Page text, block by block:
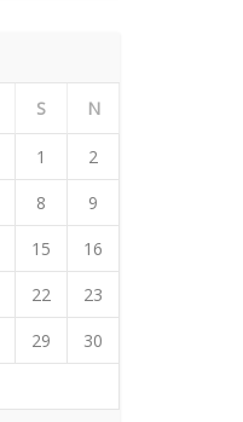
S N
1
2
8
9
15
16
22
23
29
30